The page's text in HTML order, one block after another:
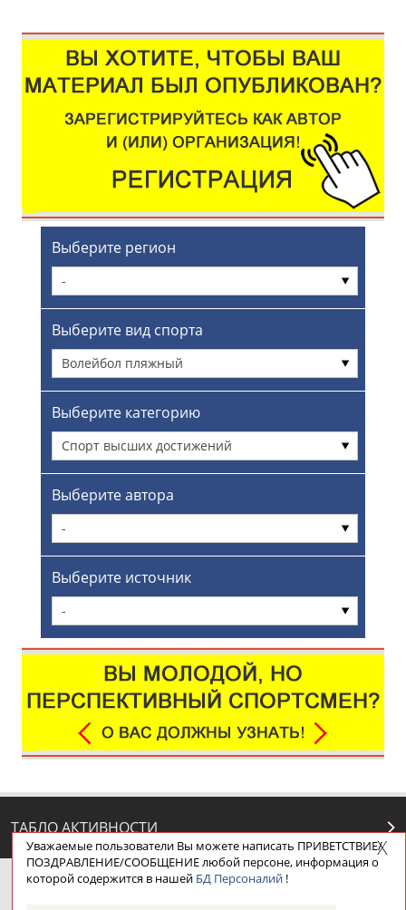
Выберите регион
-
Выберите вид спорта
Волейбол пляжный
Выберите категорию
Спорт высших достижений
Выберите автора
-
Выберите источник
-
ТАБЛО АКТИВНОСТИ
ЦЕЛИ ПРОЕКТА НАШИ КНОПКИ
Уважаемые пользователи Вы можете написать ПРИВЕТСТВИЕ/
ПОЗДРАВЛЕНИЕ/СООБЩЕНИЕ любой персоне, информация о
которой содержится в нашей БД Персоналий!